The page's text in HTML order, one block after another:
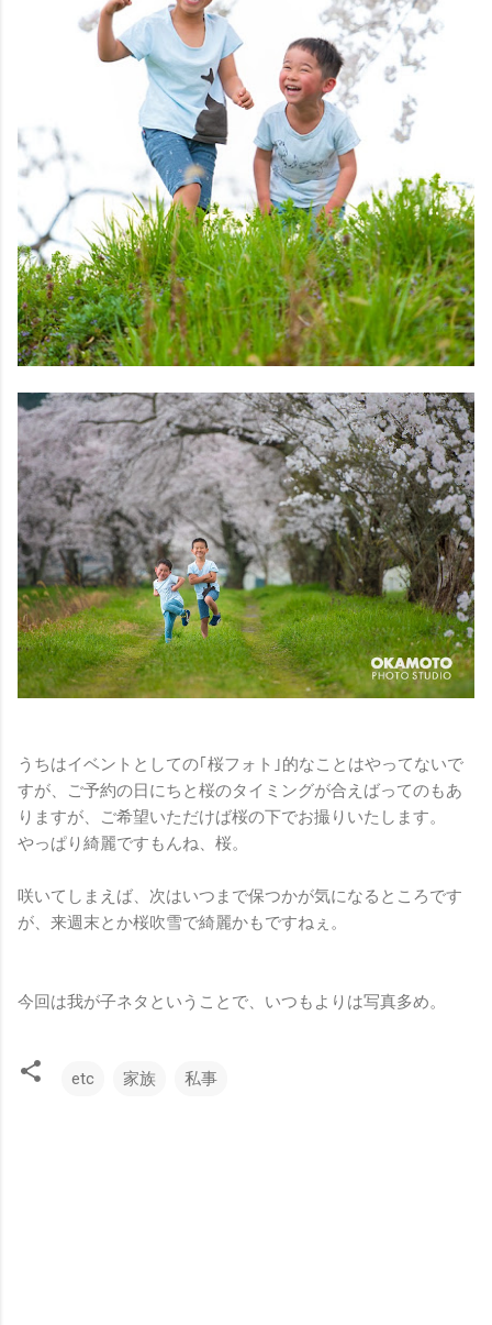
うちはイベントとしての｢桜フォト｣的なことはやってないで
すが、ご予約の日にちと桜のタイミングが合えばってのもあ
りますが、ご希望いただけば桜の下でお撮りいたします。
やっぱり綺麗ですもんね、桜。
咲いてしまえば、次はいつまで保つかが気になるところです
が、来週末とか桜吹雪で綺麗かもですねぇ。
今回は我が子ネタということで、いつもよりは写真多め。
etc 家族 私事